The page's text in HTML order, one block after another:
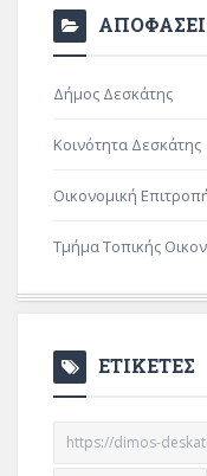
Δήμος Δεσκάτης
Κοινότητα Δεσκάτης
Οικονομική
Τμήμα Τοπικής
ΕΤΙΚΕΤΕΣ
https://dimos-